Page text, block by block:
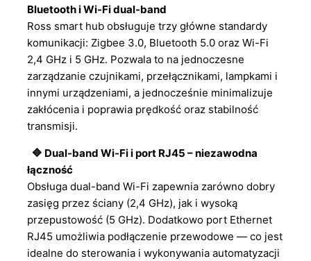
Bluetooth i Wi-Fi dual-band
Ross smart hub obsługuje trzy główne standardy
komunikacji: Zigbee 3.0, Bluetooth 5.0 oraz Wi-Fi
2,4 GHz i 5 GHz. Pozwala to na jednoczesne
zarządzanie czujnikami, przełącznikami, lampkami i
innymi urządzeniami, a jednocześnie minimalizuje
zakłócenia i poprawia prędkość oraz stabilność
transmisji.
🔷 Dual-band Wi-Fi i port RJ45 – niezawodna
łączność
Obsługa dual-band Wi-Fi zapewnia zarówno dobry
zasięg przez ściany (2,4 GHz), jak i wysoką
przepustowość (5 GHz). Dodatkowo port Ethernet
RJ45 umożliwia podłączenie przewodowe — co jest
idealne do sterowania i wykonywania automatyzacji